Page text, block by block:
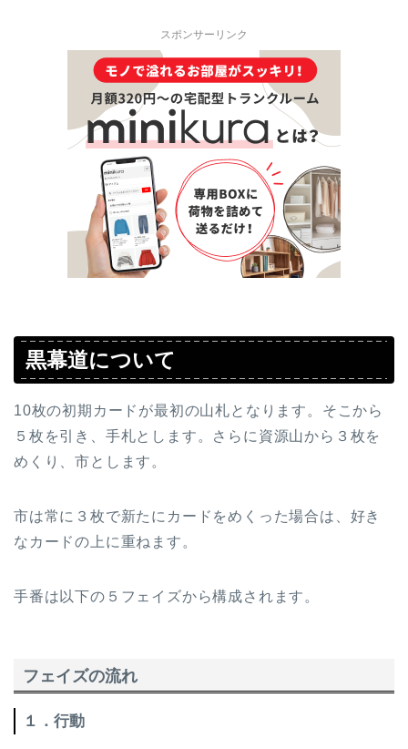
スポンサーリンク
黒幕道について
10枚の初期カードが最初の山札となります。そこから
５枚を引き、手札とします。さらに資源山から３枚を
めくり、市とします。
市は常に３枚で新たにカードをめくった場合は、好き
なカードの上に重ねます。
手番は以下の５フェイズから構成されます。
フェイズの流れ
１．行動